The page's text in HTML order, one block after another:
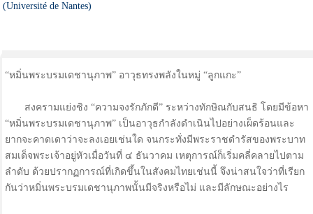
(Université de Nantes)
“หมิ่นพระบรมเดชานุภาพ” อาวุธทรงพลังในหมู่ “ลูกแกะ”
สงครามแย่งชิง “ความจงรักภักดี” ระหว่างทักษิณกับสนธิ โดยมีข้อหา
“หมิ่นพระบรมเดชานุภาพ” เป็นอาวุธกำลังดำเนินไปอย่างเผ็ดร้อนและ
ยากจะคาดเดาว่าจะลงเอยเช่นใด จนกระทั่งมีพระราชดำรัสของพระบาท
สมเด็จพระเจ้าอยู่หัวเมื่อวันที่ ๔ ธันวาคม เหตุการณ์ก็เริ่มคลี่คลายไปตาม
ลำดับ ด้วยปรากฏการณ์ที่เกิดขึ้นในสังคมไทยเช่นนี้ จึงน่าสนใจว่าที่เรียก
กันว่าหมิ่นพระบรมเดชานุภาพนั้นมีจริงหรือไม่ และมีลักษณะอย่างไร